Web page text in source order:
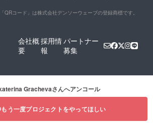
「QRコード」は株式会社デンソーウェーブの登録商標です。
会社概
要
採用情
報
パートナー
募集
Grachevaさんへアンコール
もう一度プロジェクトをやってほしい